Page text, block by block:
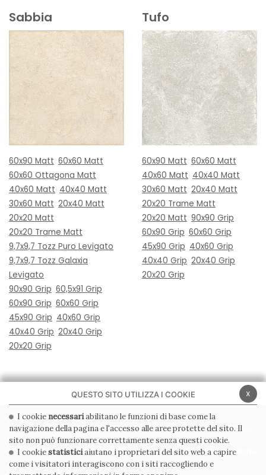
Sabbia
60x90 Matt 60x60 Matt
60x60 Ottagona Matt
40x60 Matt 40x40 Matt
30x60 Matt 20x40 Matt
20x20 Matt
20x20 Trame Matt
9,7x9,7 Tozz Puro Levigato
9,7x9,7 Tozz Galaxia
Levigato
90x90 Grip 60,5x91 Grip
60x90 Grip 60x60 Grip
45x90 Grip 40x60 Grip
40x40 Grip 20x40 Grip
20x20 Grip
Tufo
60x90 Matt 60x60 Matt
40x60 Matt 40x40 Matt
30x60 Matt 20x40 Matt
20x20 Trame Matt
20x20 Matt 90x90 Grip
60x90 Grip 60x60 Grip
45x90 Grip 40x60 Grip
40x40 Grip 20x40 Grip
20x20 Grip
PRIVACY POLICY COOKIE POLICY
CONDIZIONI GENERALI WHISTLEBLOWING
x
QUESTO SITO UTILIZZA I COOKIE
I cookie necessariabilitano le funzioni di base come la
navigazione della pagina e l'accesso alle aree protette del sito. Il
sito non può funzionare correttamente senza questi cookie.
I cookiestatisticiaiutano i proprietari del sito web a capire
come i visitatori interagiscono con i siti raccogliendo e